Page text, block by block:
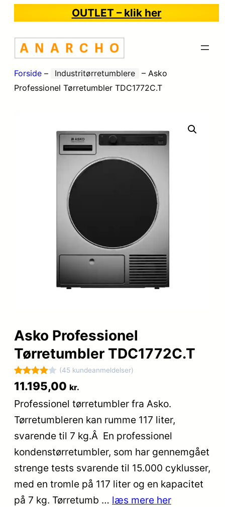
OUTLET – klik her
Forside – Industritørretumblere – Asko
Professionel Tørretumbler TDC1772C.T
Asko Professionel
Tørretumbler TDC1772C.T
Bedømt
ud af 5
baseret
45
ømmelse
r
(45 kundeanmeldelser)
11.195,00 kr.
Professionel tørretumbler fra Asko.
Tørretumbleren kan rumme 117 liter,
svarende til 7 kg.Â En professionel
kondenstørretumbler, som har gennemgået
strenge tests svarende til 15.000 cyklusser,
med en tromle på 117 liter og en kapacitet
på 7 kg. Tørretumb … læs mere her